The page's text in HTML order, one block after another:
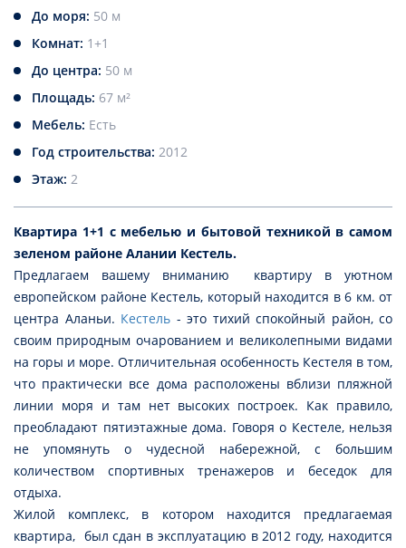
До моря: 50 м
Комнат: 1+1
До центра: 50 м
Площадь: 67 м²
Мебель: Есть
Год строительства: 2012
Этаж: 2
Квартира 1+1 с мебелью и бытовой техникой в самом
зеленом районе Алании Кестель.
Предлагаем вашему вниманию квартиру в уютном
европейском районе Кестель, который находится в 6 км. от
центра Аланьи. Кестель - это тихий спокойный район, со
своим природным очарованием и великолепными видами
на горы и море. Отличительная особенность Кестеля в том,
что практически все дома расположены вблизи пляжной
линии моря и там нет высоких построек. Как правило,
преобладают пятиэтажные дома. Говоря о Кестеле, нельзя
не упомянуть о чудесной набережной, с большим
количеством спортивных тренажеров и беседок для
отдыха.
Жилой комплекс, в котором находится предлагаемая
квартира, был сдан в эксплуатацию в 2012 году, находится